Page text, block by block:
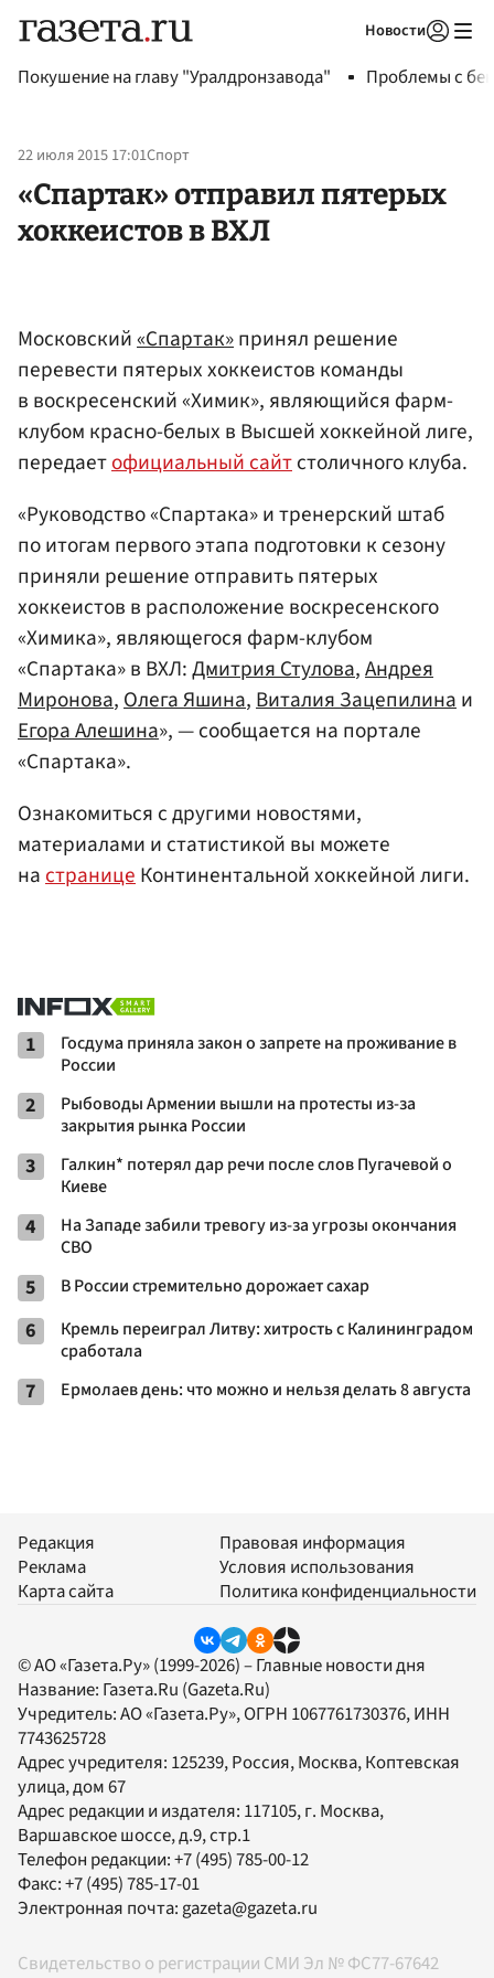
Новости
Покушение на главу "Уралдронзавода" Проблемы с
22 июля 2015 17:01Спорт
«Спартак» отправил пятерых
хоккеистов в ВХЛ
Московский«Спартак»принял решение
перевести пятерых хоккеистов команды
в воскресенский «Химик», являющийся фарм-
клубом красно-белых в Высшей хоккейной лиге,
передаетофициальный сайтстоличного клуба.
«Руководство «Спартака» и тренерский штаб
по итогам первого этапа подготовки к сезону
приняли решение отправить пятерых
хоккеистов в расположение воскресенского
«Химика», являющегося фарм-клубом
«Спартака» в ВХЛ:Дмитрия Стулова,Андрея
Миронова,Олега Яшина,Виталия Зацепилинаи
Егора Алешина», — сообщается на портале
«Спартака».
Ознакомиться с другими новостями,
материалами и статистикой вы можете
настраницеКонтинентальной хоккейной лиги.
1
Госдума приняла закон о запрете на проживание в
России
2
Рыбоводы Армении вышли на протесты из-за
закрытия рынка России
3
Галкин* потерял дар речи после слов Пугачевой о
Киеве
4
На Западе забили тревогу из-за угрозы окончания
СВО
5 В России стремительно дорожает сахар
6
Кремль переиграл Литву: хитрость с Калининградом
сработала
7 Ермолаев день: что можно и нельзя делать 8 августа
Редакция
Реклама
Карта сайта
Правовая информация
Условия использования
Политика конфиденциальности
© АО «Газета.Ру» (1999-2026) – Главные новости дня
Название: Газета.Ru (Gazeta.Ru)
Учредитель:АО «Газета.Ру», ОГРН 1067761730376, ИНН
7743625728
Адрес учредителя: 125239, Россия, Москва, Коптевская
улица, дом 67
Адрес редакции и издателя: 117105, г. Москва,
Варшавское шоссе, д.9, стр.1
Телефон редакции:+7 (495) 785-00-12
Факс:+7 (495) 785-17-01
Электронная почта: gazeta@gazeta.ru
Свидетельство о регистрации СМИ Эл № ФС77-67642